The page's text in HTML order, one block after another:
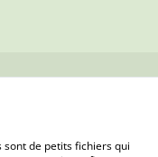
sont de petits fichiers qui